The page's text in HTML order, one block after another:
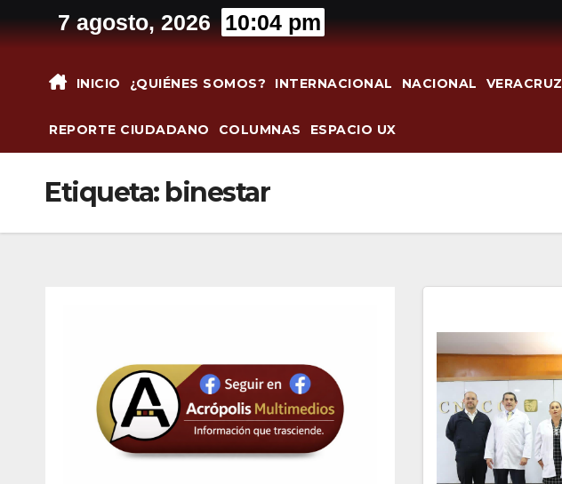
al
7 agosto, 2026 10:04 pm
INICIO ¿QUIÉNES SOMOS? INTERNACIONAL NACIONAL VERACRUZ
REPORTE CIUDADANO COLUMNAS ESPACIO UX
Etiqueta: binestar